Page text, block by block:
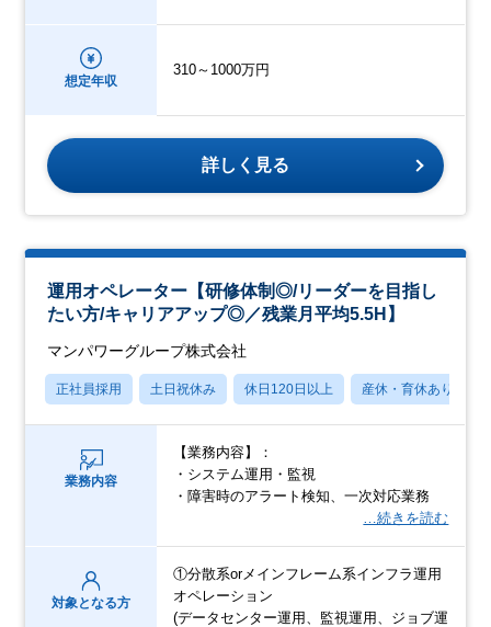
想定年収
310～1000万円
詳しく見る
運用オペレーター【研修体制◎/リーダーを目指し
たい方/キャリアアップ◎／残業月平均5.5H】
マンパワーグループ株式会社
正社員採用 土日祝休み 休日120日以上 産休・育休あり
業務内容
【業務内容】：
・システム運用・監視
・障害時のアラート検知、一次対応業務
…続きを読む
対象となる方
①分散系orメインフレーム系インフラ運用
オペレーション
(データセンター運用、監視運用、ジョブ運